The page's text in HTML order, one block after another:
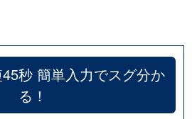
秒 簡単入力でスグ分か
る！